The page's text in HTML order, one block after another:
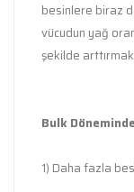
besinlere biraz
vücudun yağ
şekilde
Bulk
1) Daha fazla